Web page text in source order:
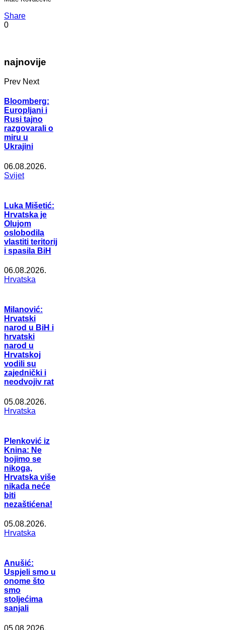
Share
0
najnovije
Prev Next
Bloomberg:
Europljani i
Rusi tajno
razgovarali o
miru u
Ukrajini
06.08.2026.
Svijet
Luka Mišetić:
Hrvatska je
Olujom
oslobodila
vlastiti teritorij
i spasila BiH
06.08.2026.
Hrvatska
Milanović:
Hrvatski
narod u BiH i
hrvatski
narod u
Hrvatskoj
vodili su
zajednički i
neodvojiv rat
05.08.2026.
Hrvatska
Plenković iz
Knina: Ne
bojimo se
nikoga,
Hrvatska više
nikada neće
biti
nezaštićena!
05.08.2026.
Hrvatska
Anušić:
Uspjeli smo u
onome što
smo
stoljećima
sanjali
05.08.2026.